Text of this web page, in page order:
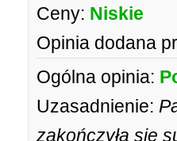
Ceny: Niskie
Opinia dodana
Ogólna opinia:
Uzasadnienie:
zakończyła się